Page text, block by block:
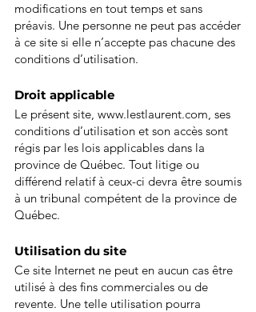
modifications en tout temps et sans
préavis. Une personne ne peut pas accéder
à ce site si elle n’accepte pas chacune des
conditions d’utilisation.
Droit applicable
Le présent site, www.lestlaurent.com, ses
conditions d’utilisation et son accès sont
régis par les lois applicables dans la
province de Québec. Tout litige ou
différend relatif à ceux-ci devra être soumis
à un tribunal compétent de la province de
Québec.
Utilisation du site
Ce site Internet ne peut en aucun cas être
utilisé à des fins commerciales ou de
revente. Une telle utilisation pourra